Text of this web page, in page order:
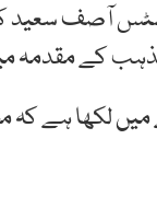
سعید
کے مقدمہ
لکھا ہے کہ